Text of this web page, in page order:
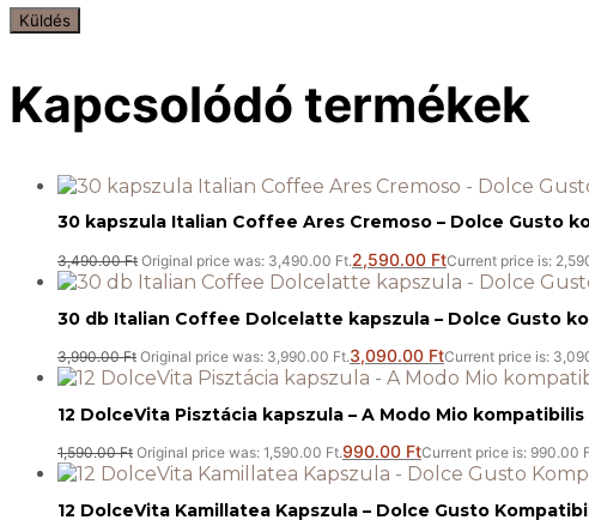
Kapcsolódó termékek
30 kapszula Italian Coffee Ares Cremoso – Dolce Gusto
3,490.00Ft Original price was: 3,490.00 Ft.2,590.00 FtCurrent price is:
30 db Italian Coffee Dolcelatte kapszula – Dolce Gusto
3,990.00Ft Original price was: 3,990.00 Ft.3,090.00 FtCurrent price is:
12 DolceVita Pisztácia kapszula – A Modo Mio kompatibilis
1,590.00Ft Original price was: 1,590.00 Ft.990.00 FtCurrent price is: 990.00
12 DolceVita Kamillatea Kapszula – Dolce Gusto